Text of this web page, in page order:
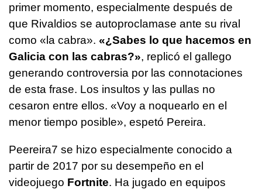
primer momento, especialmente después de
que Rivaldios se autoproclamase ante su rival
como «la cabra». «¿Sabes lo que hacemos en
Galicia con las cabras?», replicó el gallego
generando controversia por las connotaciones
de esta frase. Los insultos y las pullas no
cesaron entre ellos. «Voy a noquearlo en el
menor tiempo posible», espetó Pereira.
Peereira7 se hizo especialmente conocido a
partir de 2017 por su desempeño en el
videojuego Fortnite. Ha jugado en equipos